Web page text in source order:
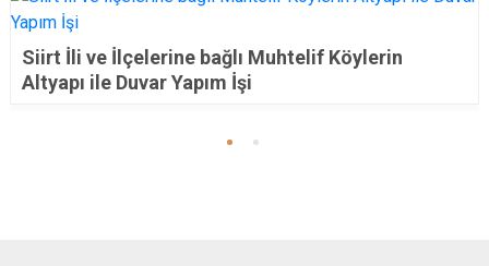
Siirt İli ve İlçelerine bağlı Muhtelif Köylerin
Altyapı ile Duvar Yapım İşi